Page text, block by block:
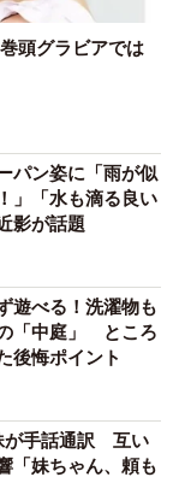
頭グラビアでは
パン姿に「雨が似
」「水も滴る良い
影が話題
遊べる！洗濯物も
「中庭」 ところ
後悔ポイント
が手話通訳 互い
「妹ちゃん、頼も